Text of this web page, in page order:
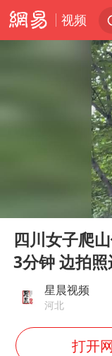
视频
Play
四川女子爬
3分钟 边拍
星晨视频
河北
打开